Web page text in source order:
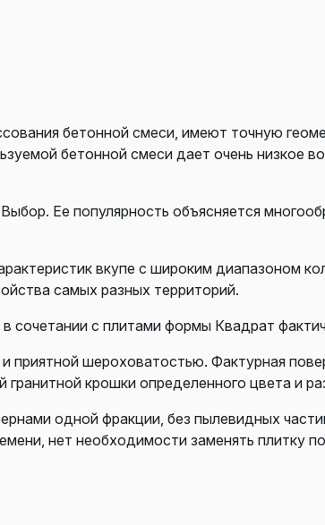
бетонной смеси, имеют точную
бетонной смеси дает очень низкое
Ее популярность объясняется
вкупе с широким диапазоном
самых разных территорий.
с плитами формы Квадрат
приятной шероховатостью. Фактурная
крошки определенного цвета и
одной фракции, без пылевидных
нет необходимости заменять плитку